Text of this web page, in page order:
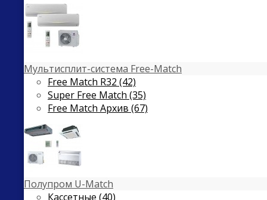
Мультисплит-система Free-Match
Free Match R32 (42)
Super Free Match (35)
Free Match Архив (67)
Полупром U-Match
Кассетные (40)